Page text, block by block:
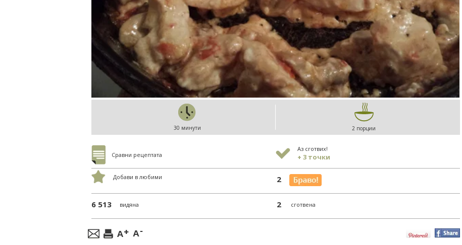
30 минути 2 порции
Сравни рецептата
Аз сготвих!
+ 3 точки
Добави в любими 2
6 513 видяна 2 сготвена